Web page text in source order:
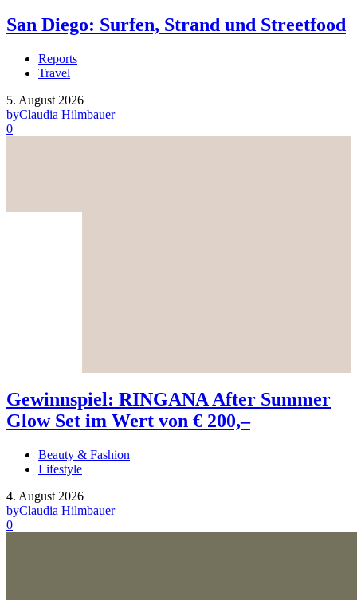
San Diego: Surfen, Strand und Streetfood
Reports
Travel
5. August 2026
byClaudia Hilmbauer
0
Gewinnspiel: RINGANA After Summer
Glow Set im Wert von € 200,–
Beauty & Fashion
Lifestyle
4. August 2026
byClaudia Hilmbauer
0